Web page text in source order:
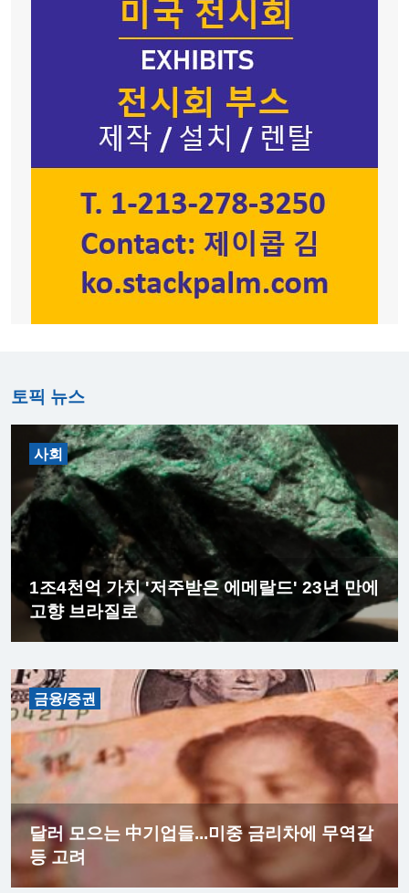
토픽 뉴스
사회
1조4천억 가치 '저주받은 에메랄드' 23년 만에
고향 브라질로
금융/증권
달러 모으는 中기업들...미중 금리차에 무역갈
등 고려